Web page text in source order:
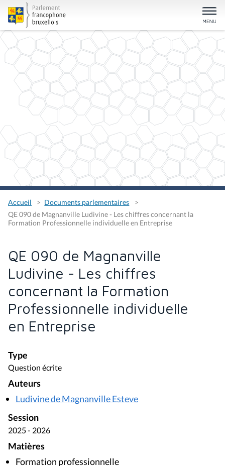
Accueil
Documents parlementaires
QE 090 de Magnanville Ludivine - Les chiffres concernant la
Formation Professionnelle individuelle en Entreprise
QE 090 de Magnanville
Ludivine - Les chiffres
concernant la Formation
Professionnelle individuelle
en Entreprise
Type
Question écrite
Auteurs
Ludivine de Magnanville Esteve
Session
2025 - 2026
Matières
Formation professionnelle